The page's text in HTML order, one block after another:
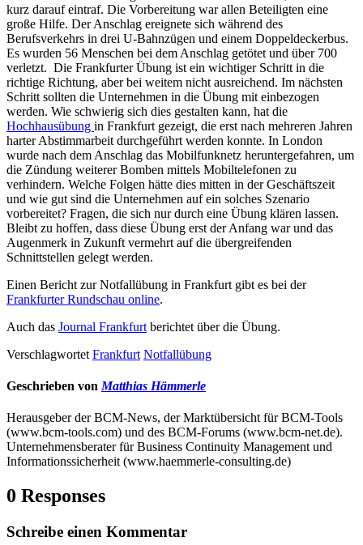
kurz darauf eintraf. Die Vorbereitung war allen Beteiligten eine
große Hilfe. Der Anschlag ereignete sich während des
Berufsverkehrs in drei U-Bahnzügen und einem Doppeldeckerbus.
Es wurden 56 Menschen bei dem Anschlag getötet und über 700
verletzt. Die Frankfurter Übung ist ein wichtiger Schritt in die
richtige Richtung, aber bei weitem nicht ausreichend. Im nächsten
Schritt sollten die Unternehmen in die Übung mit einbezogen
werden. Wie schwierig sich dies gestalten kann, hat die
Hochhausübung in Frankfurt gezeigt, die erst nach mehreren Jahren
harter Abstimmarbeit durchgeführt werden konnte. In London
wurde nach dem Anschlag das Mobilfunknetz heruntergefahren, um
die Zündung weiterer Bomben mittels Mobiltelefonen zu
verhindern. Welche Folgen hätte dies mitten in der Geschäftszeit
und wie gut sind die Unternehmen auf ein solches Szenario
vorbereitet? Fragen, die sich nur durch eine Übung klären lassen.
Bleibt zu hoffen, dass diese Übung erst der Anfang war und das
Augenmerk in Zukunft vermehrt auf die übergreifenden
Schnittstellen gelegt werden.
Einen Bericht zur Notfallübung in Frankfurt gibt es bei der
Frankfurter Rundschau online.
Auch das Journal Frankfurt berichtet über die Übung.
Verschlagwortet Frankfurt Notfallübung
Geschrieben von Matthias Hämmerle
Herausgeber der BCM-News, der Marktübersicht für BCM-Tools
(www.bcm-tools.com) und des BCM-Forums (www.bcm-net.de).
Unternehmensberater für Business Continuity Management und
Informationssicherheit (www.haemmerle-consulting.de)
0 Responses
Schreibe einen Kommentar